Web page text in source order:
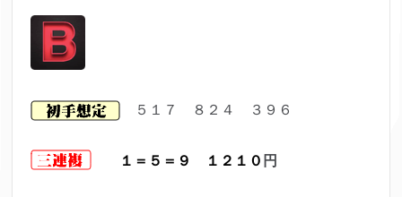
５１７ ８２４ ３９６
１＝５＝９ １２１０ 円